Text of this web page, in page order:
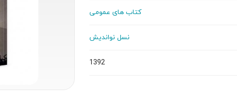
کتاب های عمومی
نسل نواندیش
1392